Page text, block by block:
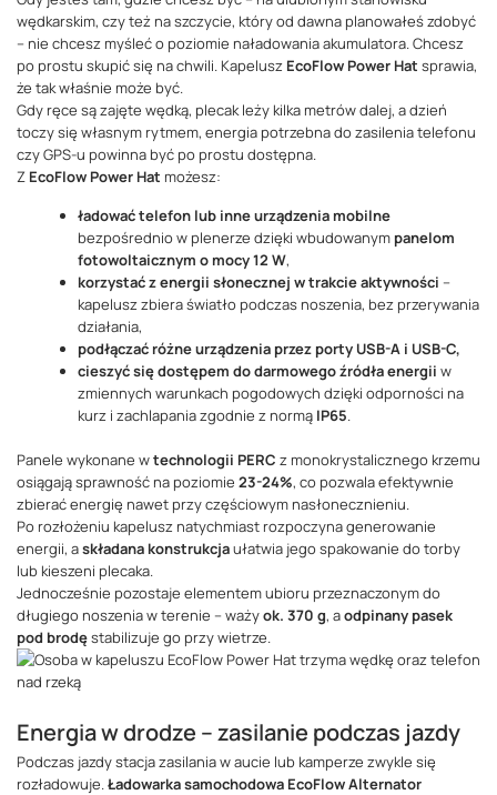
wędkarskim, czy też na szczycie, który od dawna planowałeś zdobyć
– nie chcesz myśleć o poziomie naładowania akumulatora. Chcesz
po prostu skupić się na chwili. Kapelusz EcoFlow Power Hat sprawia,
że tak właśnie może być.
Gdy ręce są zajęte wędką, plecak leży kilka metrów dalej, a dzień
toczy się własnym rytmem, energia potrzebna do zasilenia telefonu
czy GPS-u powinna być po prostu dostępna.
Z EcoFlow Power Hat możesz:
ładować telefon lub inne urządzenia mobilne
bezpośrednio w plenerze dzięki wbudowanym panelom
fotowoltaicznym o mocy 12 W,
korzystać z energii słonecznej w trakcie aktywności –
kapelusz zbiera światło podczas noszenia, bez przerywania
działania,
podłączać różne urządzenia przez porty USB-A i USB-C,
cieszyć się dostępem do darmowego źródła energii w
zmiennych warunkach pogodowych dzięki odporności na
kurz i zachlapania zgodnie z normą IP65.
Panele wykonane wtechnologii PERC z monokrystalicznego krzemu
osiągają sprawność na poziomie 23-24%, co pozwala efektywnie
zbierać energię nawet przy częściowym nasłonecznieniu.
Po rozłożeniu kapelusz natychmiast rozpoczyna generowanie
energii, askładana konstrukcjaułatwia jego spakowanie do torby
lub kieszeni plecaka.
Jednocześnie pozostaje elementem ubioru przeznaczonym do
długiego noszenia w terenie – ważyok. 370 g, aodpinany pasek
pod brodęstabilizuje go przy wietrze.
Energia w drodze – zasilanie podczas jazdy
Podczas jazdy stacja zasilania w aucie lub kamperze zwykle się
rozładowuje.Ładowarka samochodowa EcoFlow Alternator